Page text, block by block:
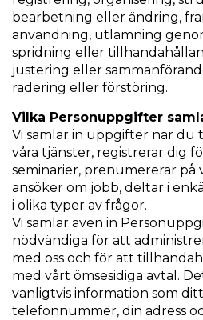
bearbetning eller ändring,
användning, utlämning
spridning eller
justering eller
radering eller förstöring.
Vilka Personuppgifter
Vi samlar in uppgifter när du
våra tjänster, registrerar dig
seminarier, prenumererar på
ansöker om jobb, deltar i
i olika typer av frågor.
Vi samlar även in
nödvändiga för att
med oss och för att
med vårt ömsesidiga avtal.
vanligtvis information som
telefonnummer, din adress